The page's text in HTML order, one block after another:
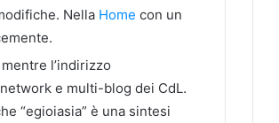
Nella Home con un
mentre l’indirizzo
e multi-blog dei CdL.
“egioiasia” è una sintesi